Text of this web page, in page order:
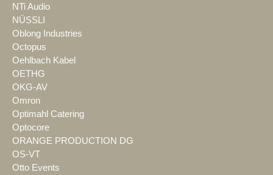
NTi Audio
NÜSSLI
Oblong Industries
Octopus
Oehlbach Kabel
OETHG
OKG-AV
Omron
Optimahl Catering
Optocore
ORANGE PRODUCTION DG
OS-VT
Otto Events